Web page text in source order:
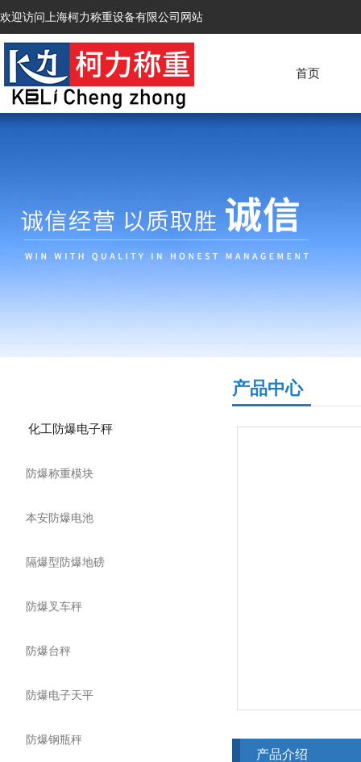
欢迎访问上海柯力称重设备有限公司网站
首页
化工防爆电子秤
防爆称重模块
本安防爆电池
隔爆型防爆地磅
防爆叉车秤
防爆台秤
防爆电子天平
防爆钢瓶秤
产品中心
产品介绍